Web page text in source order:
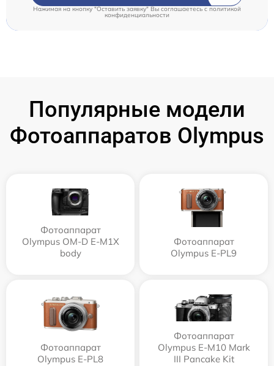
Нажимая на кнопку "Оставить заявку" Вы соглашаетесь c политикой
конфиденциальности
Популярные модели
Фотоаппаратов Olympus
Фотоаппарат
Olympus OM-D E-M1X
body
Фотоаппарат
Olympus E‑PL9
Фотоаппарат
Olympus E-PL8
Фотоаппарат
Olympus E-M10 Mark
III Pancake Kit